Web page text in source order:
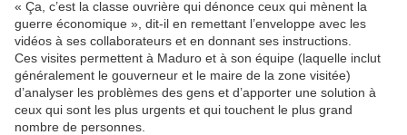
« Ça, c’est la classe ouvrière qui dénonce ceux qui mènent la
guerre économique », dit-il en remettant l’enveloppe avec les
vidéos à ses collaborateurs et en donnant ses instructions.
Ces visites permettent à Maduro et à son équipe (laquelle inclut
généralement le gouverneur et le maire de la zone visitée)
d’analyser les problèmes des gens et d’apporter une solution à
ceux qui sont les plus urgents et qui touchent le plus grand
nombre de personnes.